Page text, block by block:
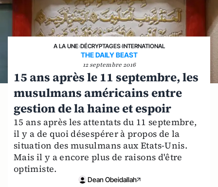
A LA UNE›DÉCRYPTAGES›INTERNATIONAL
THE DAILY BEAST
12 septembre 2016
15 ans après le 11 septembre, les
musulmans américains entre
gestion de la haine et espoir
15 ans après les attentats du 11 septembre,
il y a de quoi désespérer à propos de la
situation des musulmans aux Etats-Unis.
Mais il y a encore plus de raisons d'être
optimiste.
Dean Obeidallah